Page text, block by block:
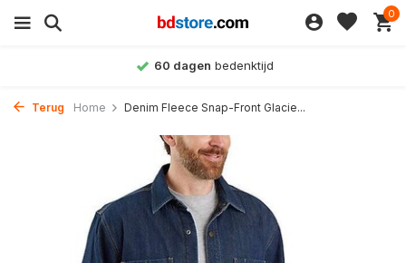
0
Achteraf betalenmogelijk
Terug Home Denim Fleece Snap-Front Glacie...